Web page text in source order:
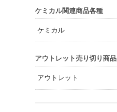
ケミカル関連商品各種
ケミカル
アウトレット売り切り商品
アウトレット